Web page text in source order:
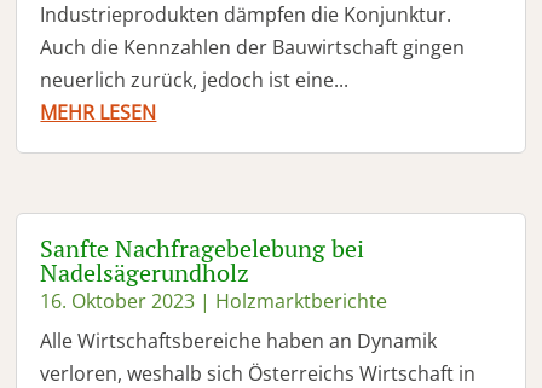
Industrieprodukten dämpfen die Konjunktur.
Auch die Kennzahlen der Bauwirtschaft gingen
neuerlich zurück, jedoch ist eine...
MEHR LESEN
Sanfte Nachfragebelebung bei
Nadelsägerundholz
16. Oktober 2023 | Holzmarktberichte
Alle Wirtschaftsbereiche haben an Dynamik
verloren, weshalb sich Österreichs Wirtschaft in